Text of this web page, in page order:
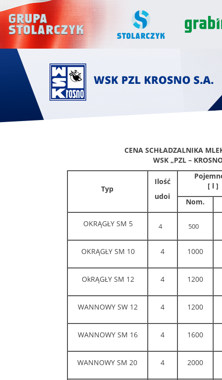
CENA SCHŁADZALNIKA
WSK „PZL –
Typ
Ilość
udoi
[ l ]
Nom.
OKRĄGŁY SM 5 4 500
OKRĄGŁY SM 10 4 1000
OkRĄGŁY SM 12 4 1200
WANNOWY SW 12 4 1200
WANNOWY SM 16 4 1600
WANNOWY SM 20 4 2000